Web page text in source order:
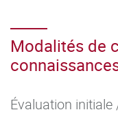
Modalités de
Évaluation